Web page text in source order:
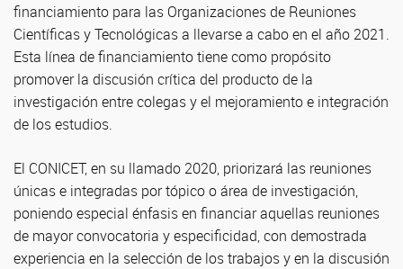
financiamiento para las Organizaciones de Reuniones
Científicas y Tecnológicas a llevarse a cabo en el año 2021.
Esta línea de financiamiento tiene como propósito
promover la discusión crítica del producto de la
investigación entre colegas y el mejoramiento e integración
de los estudios.
El CONICET, en su llamado 2020, priorizará las reuniones
únicas e integradas por tópico o área de investigación,
poniendo especial énfasis en financiar aquellas reuniones
de mayor convocatoria y especificidad, con demostrada
experiencia en la selección de los trabajos y en la discusión